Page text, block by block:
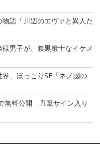
語「川辺のエヴァと異人た
様男子が、腹黒策士なイケメ
、ほっこりSF「ネノ國の
無料公開 直筆サイン入り